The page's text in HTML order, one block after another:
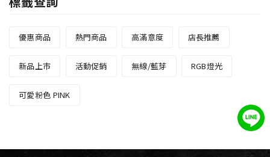
優惠商品 熱門商品 高滿意度 店長推薦
新品上市 活動促銷 無線/藍芽 RGB燈光
可愛粉色 PINK